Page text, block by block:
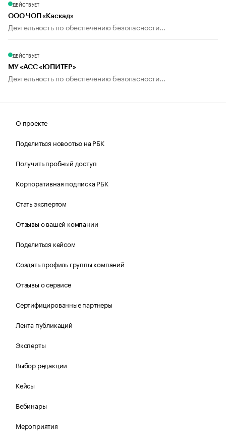
ДЕЙСТВУЕТ
ООО ЧОП «Каскад»
Деятельность по обеспечению безопасности...
ДЕЙСТВУЕТ
МУ «АСС «ЮПИТЕР»
Деятельность по обеспечению безопасности...
О проекте
Поделиться новостью на РБК
Получить пробный доступ
Корпоративная подписка РБК
Стать экспертом
Отзывы о вашей компании
Поделиться кейсом
Создать профиль группы компаний
Отзывы о сервисе
Сертифицированные партнеры
Лента публикаций
Эксперты
Выбор редакции
Кейсы
Вебинары
Мероприятия